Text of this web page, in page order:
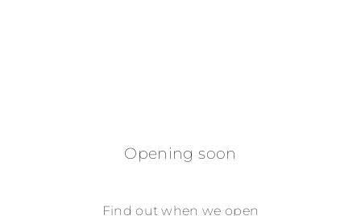
Opening soon
Find out when we open